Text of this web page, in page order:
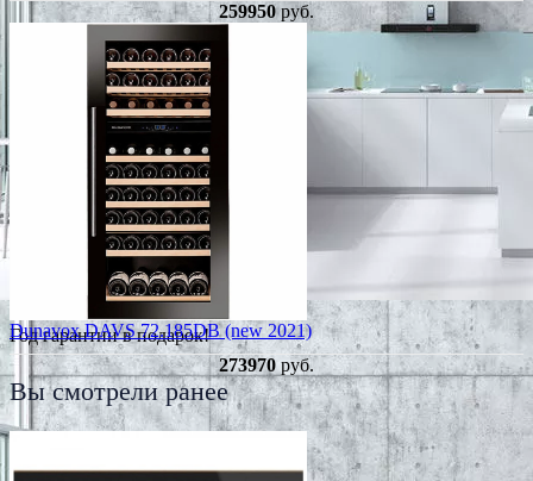
259950руб.
Год гарантии в подарок!
Dunavox DAVS 72.185DB (new 2021)
273970 руб.
Вы смотрели ранее